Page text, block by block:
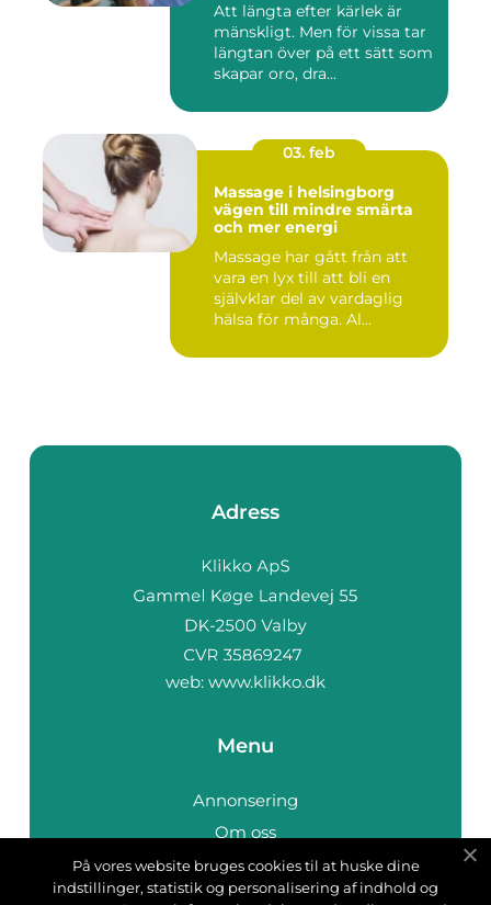
Att längta efter kärlek är
mänskligt. Men för vissa tar
längtan över på ett sätt som
skapar oro, dra...
03. feb
Massage i helsingborg
vägen till mindre smärta
och mer energi
Massage har gått från att
vara en lyx till att bli en
självklar del av vardaglig
hälsa för många. Al...
Adress
web: www.klikko.dk
Menu
Annonsering
Om oss
Cookies
Kontakta oss
På vores website bruges cookies til at huske dine
indstillinger, statistik og personalisering af indhold og